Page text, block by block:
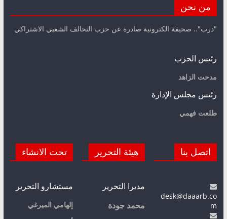
من نحن
"درب".. صحيفة الكترونية صادرة عن حزب التحالف الشعبي الاشتراكي
رئيس الحزب
مدحت الزاهد
رئيس مجلس الإدارة
طلعت فهمي
اتصل بنا
desk@daaarb.co
m
هيئة التحرير
مديرا التحرير
محمد جودة
تحت الانشاء
مستشارو التحرير
إلهامي الميرغي